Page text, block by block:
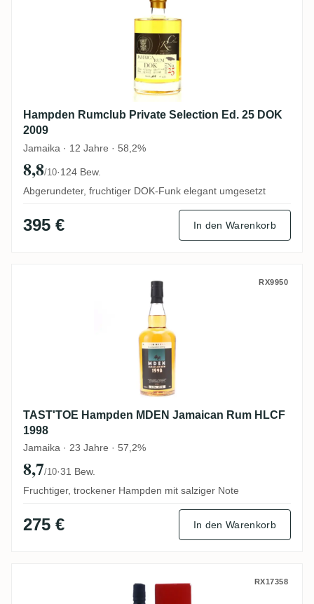
Hampden Rumclub Private Selection Ed. 25 DOK
2009
Jamaika · 12 Jahre · 58,2%
8,8/10·124 Bew.
Abgerundeter, fruchtiger DOK-Funk elegant umgesetzt
395 € In den Warenkorb
TAST'TOE Hampden MDEN Jamaican
RX9950
TAST'TOE Hampden MDEN Jamaican Rum HLCF
1998
Jamaika · 23 Jahre · 57,2%
8,7/10·31 Bew.
Fruchtiger, trockener Hampden mit salziger Note
275 € In den Warenkorb
Velier Hampden Specially Bottled for
RX17358